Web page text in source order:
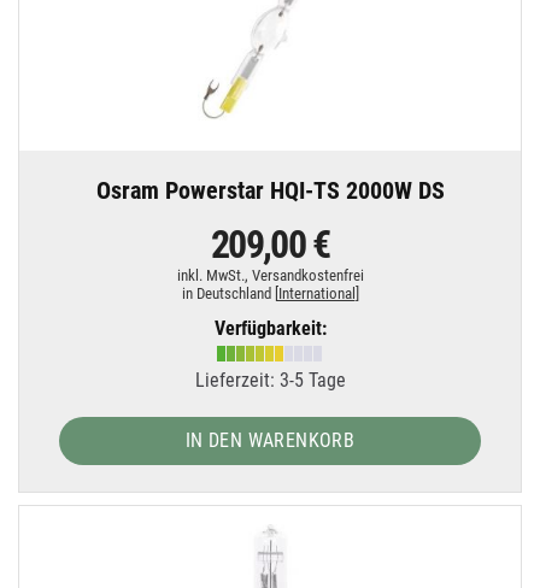
Osram Powerstar HQI-TS 2000W DS
209,00 €
inkl. MwSt., Versandkostenfrei
in Deutschland [ International
Verfügbarkeit:
Lieferzeit: 3-5 Tage
IN DEN WARENKORB